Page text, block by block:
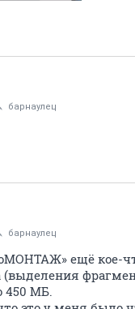
барнаулец
барнаулец
ещё кое-
450 МБ.